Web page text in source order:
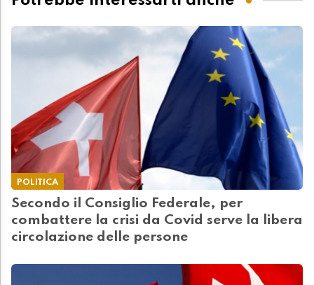
POLITICA
Secondo il Consiglio Federale, per
combattere la crisi da Covid serve la libera
circolazione delle persone